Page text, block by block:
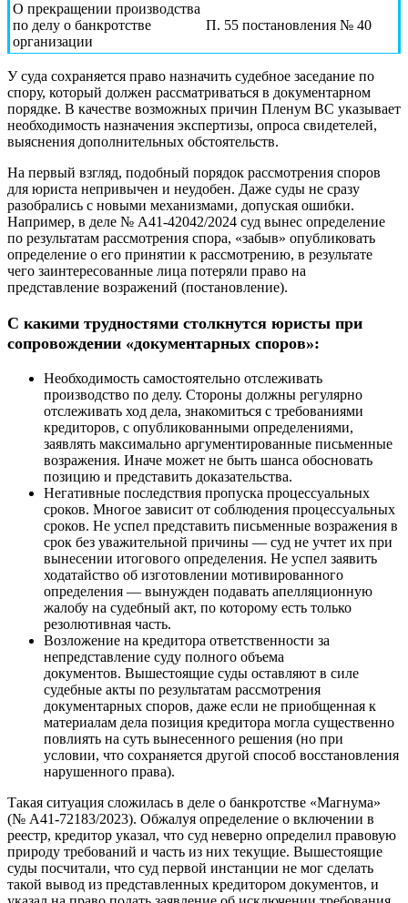
О прекращении производства
по делу о банкротстве
организации
П. 55 постановления № 40
У суда сохраняется право назначить судебное заседание по
спору, который должен рассматриваться в документарном
порядке. В качестве возможных причин Пленум ВС указывает
необходимость назначения экспертизы, опроса свидетелей,
выяснения дополнительных обстоятельств.
На первый взгляд, подобный порядок рассмотрения споров
для юриста непривычен и неудобен. Даже суды не сразу
разобрались с новыми механизмами, допуская ошибки.
Например, в деле № А41-42042/2024 суд вынес определение
по результатам рассмотрения спора, «забыв» опубликовать
определение о его принятии к рассмотрению, в результате
чего заинтересованные лица потеряли право на
представление возражений (постановление).
С какими трудностями столкнутся юристы при
сопровождении «документарных споров»:
Необходимость самостоятельно отслеживать
производство по делу. Стороны должны регулярно
отслеживать ход дела, знакомиться с требованиями
кредиторов, с опубликованными определениями,
заявлять максимально аргументированные письменные
возражения. Иначе может не быть шанса обосновать
позицию и представить доказательства.
Негативные последствия пропуска процессуальных
сроков. Многое зависит от соблюдения процессуальных
сроков. Не успел представить письменные возражения в
срок без уважительной причины — суд не учтет их при
вынесении итогового определения. Не успел заявить
ходатайство об изготовлении мотивированного
определения — вынужден подавать апелляционную
жалобу на судебный акт, по которому есть только
резолютивная часть.
Возложение на кредитора ответственности за
непредставление суду полного объема
документов. Вышестоящие суды оставляют в силе
судебные акты по результатам рассмотрения
документарных споров, даже если не приобщенная к
материалам дела позиция кредитора могла существенно
повлиять на суть вынесенного решения (но при
условии, что сохраняется другой способ восстановления
нарушенного права).
Такая ситуация сложилась в деле о банкротстве «Магнума»
(№ А41-72183/2023). Обжалуя определение о включении в
реестр, кредитор указал, что суд неверно определил правовую
природу требований и часть из них текущие. Вышестоящие
суды посчитали, что суд первой инстанции не мог сделать
такой вывод из представленных кредитором документов, и